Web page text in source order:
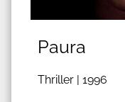
Paura
Thriller | 1996